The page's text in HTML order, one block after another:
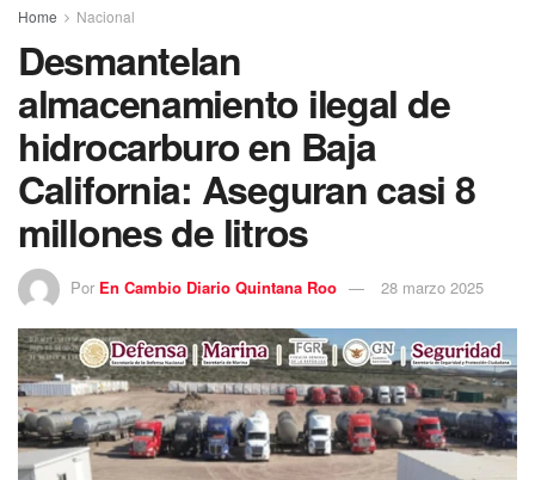
Home Nacional
Desmantelan
almacenamiento ilegal de
hidrocarburo en Baja
California: Aseguran casi 8
millones de litros
Por En Cambio Diario Quintana Roo 28 marzo 2025